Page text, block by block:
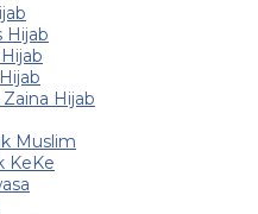
Hijab
Hijab
Muslim
KeKe